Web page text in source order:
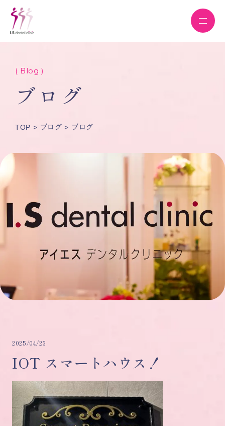
( Blog )
ブログ
TOP ブログ ブログ
2025/04/23
IOT スマートハウス！